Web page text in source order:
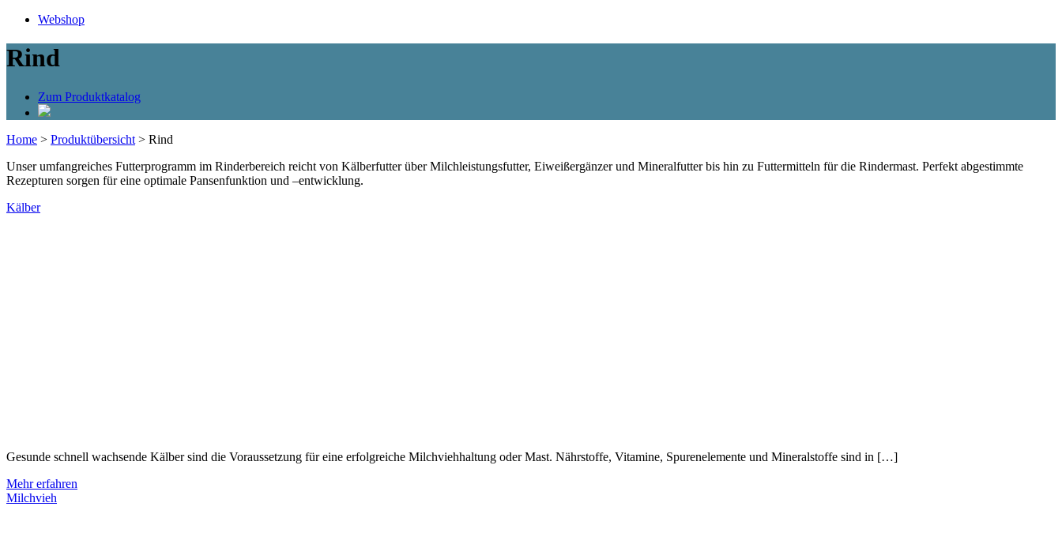
Webshop
Rind
Zum Produktkatalog
Home > Produktübersicht > Rind
Unser umfangreiches Futterprogramm im Rinderbereich reicht von Kälberfutter über Milchleistungsfutter, Eiweißergänzer und Mineralfutter bis hin zu Futtermitteln für die Rindermast. Perfekt abgestimmte
Rezepturen sorgen für eine optimale Pansenfunktion und –entwicklung.
Kälber
Gesunde schnell wachsende Kälber sind die Voraussetzung für eine erfolgreiche Milchviehhaltung oder Mast. Nährstoffe, Vitamine, Spurenelemente und Mineralstoffe sind in […]
Mehr erfahren
Milchvieh